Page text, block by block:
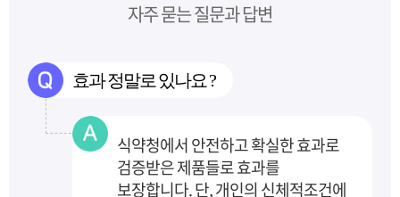
자주 묻는 질문과 답변
효과 정말로 있나요 ?
식약청에서 안전하고 확실한 효과로
검증받은 제품들로 효과를
보장합니다.단, 개인의 신체적조건에